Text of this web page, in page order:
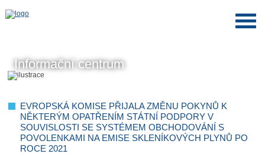
Informační centrum
EVROPSKÁ KOMISE PŘIJALA ZMĚNU POKYNŮ K
NĚKTERÝM OPATŘENÍM STÁTNÍ PODPORY V
SOUVISLOSTI SE SYSTÉMEM OBCHODOVÁNÍ S
POVOLENKAMI NA EMISE SKLENÍKOVÝCH PLYNŮ PO
ROCE 2021